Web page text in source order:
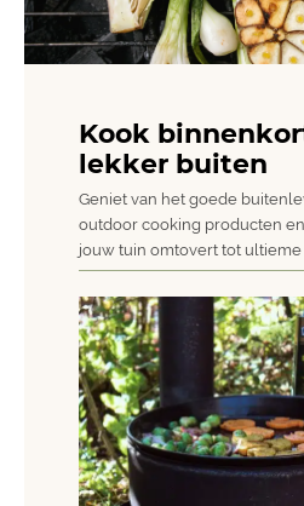
Kook
lekker buiten
Geniet van het goede
outdoor cooking producten
jouw tuin omtovert tot